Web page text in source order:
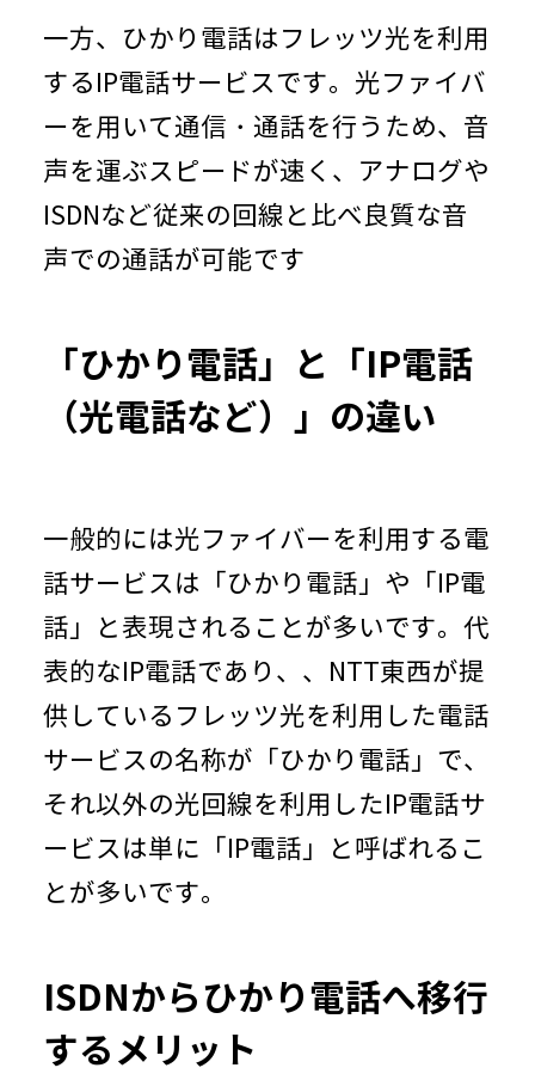
一方、ひかり電話はフレッツ光を利用
するIP電話サービスです。光ファイバ
ーを用いて通信・通話を行うため、音
声を運ぶスピードが速く、アナログや
ISDNなど従来の回線と比べ良質な音
声での通話が可能です
「ひかり電話」と「IP電話
（光電話など）」の違い
一般的には光ファイバーを利用する電
話サービスは「ひかり電話」や「IP電
話」と表現されることが多いです。代
表的なIP電話であり、、NTT東西が提
供しているフレッツ光を利用した電話
サービスの名称が「ひかり電話」で、
それ以外の光回線を利用したIP電話サ
ービスは単に「IP電話」と呼ばれるこ
とが多いです。
ISDNからひかり電話へ移行
するメリット